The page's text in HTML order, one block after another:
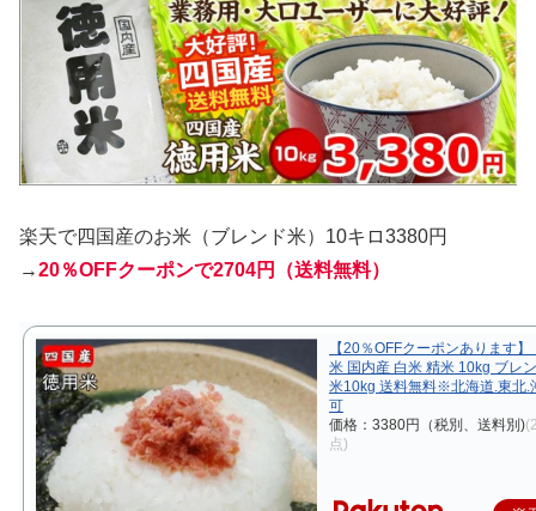
楽天で四国産のお米（ブレンド米）10キロ3380円
→20％OFFクーポンで2704円（送料無料）
【20％OFFクーポンあります
米 国内産 白米 精米 10kg ブレ
米10kg 送料無料※北海道.東北.
可
価格：3380円（税別、送料別)
点)